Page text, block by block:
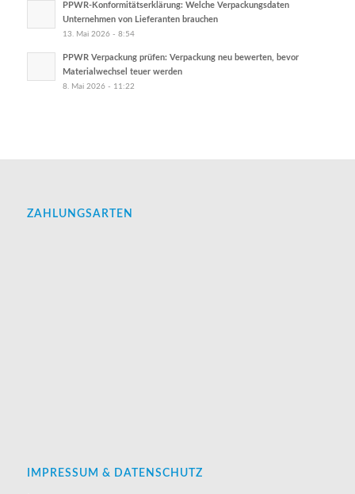
PPWR-Konformitätserklärung: Welche Verpackungsdaten
Unternehmen von Lieferanten brauchen
13. Mai 2026 - 8:54
PPWR Verpackung prüfen: Verpackung neu bewerten, bevor
Materialwechsel teuer werden
8. Mai 2026 - 11:22
ZAHLUNGSARTEN
IMPRESSUM & DATENSCHUTZ